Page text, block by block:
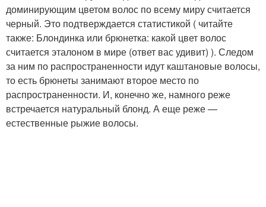
доминирующим цветом волос по всему миру считается
черный. Это подтверждается статистикой ( читайте
также: Блондинка или брюнетка: какой цвет волос
считается эталоном в мире (ответ вас удивит) ). Следом
за ним по распространенности идут каштановые волосы,
то есть брюнеты занимают второе место по
распространенности. И, конечно же, намного реже
встречается натуральный блонд. А еще реже —
естественные рыжие волосы.